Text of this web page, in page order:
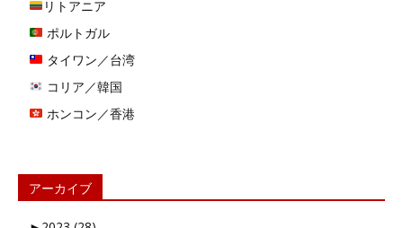
リトアニア
ポルトガル
タイワン／台湾
コリア／韓国
ホンコン／香港
アーカイブ